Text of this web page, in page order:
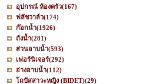
อุปกรณ์ ห้องครัว(167)
ฟลัชวาล์ว(174)
ก๊อกน้ำ(1926)
ถังน้ำ(281)
ส่วนอาบน้ำ(593)
เฟอร์นิเจอร์(292)
อ่างอาบน้ำ(112)
โถปัสสาวะหญิง (BIDET)(29)